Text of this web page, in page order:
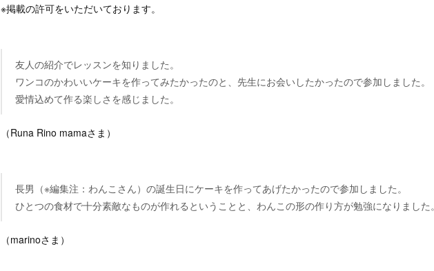
※掲載の許可をいただいております。
友人の紹介でレッスンを知りました。
ワンコのかわいいケーキを作ってみたかったのと、先生にお会いしたかったので参加しました。
愛情込めて作る楽しさを感じました。
（Runa Rino mamaさま）
長男（※編集注：わんこさん）の誕生日にケーキを作ってあげたかったので参加しました。
ひとつの食材で十分素敵なものが作れるということと、わんこの形の作り方が勉強になりました。
（marinoさま）